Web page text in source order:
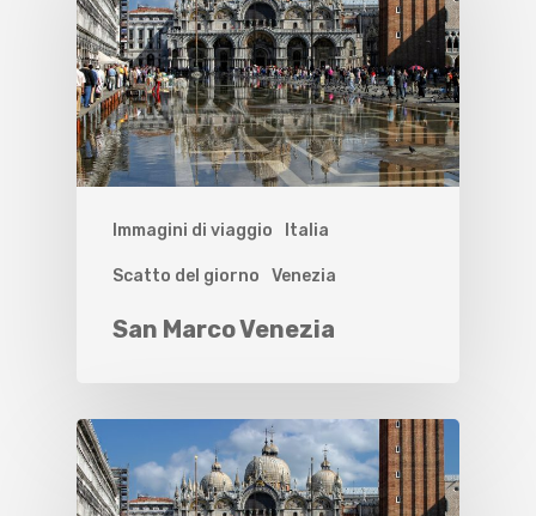
Immagini di viaggio Italia
Scatto del giorno Venezia
San Marco Venezia